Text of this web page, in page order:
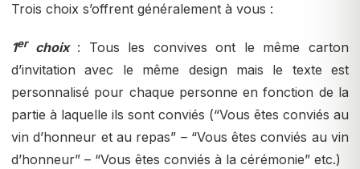
Trois choix s’offrent généralement à vous :
1erchoix: Tous les convives ont le même carton
d’invitation avec le même design mais le texte est
personnalisé pour chaque personne en fonction de la
partie à laquelle ils sont conviés (“Vous êtes conviés au
vin d’honneur et au repas” – “Vous êtes conviés au vin
d’honneur” – “Vous êtes conviés à la cérémonie” etc.)